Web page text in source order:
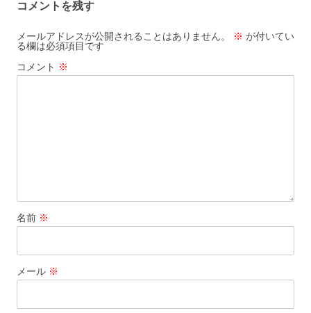
ゲ
ー
シ
ョ
コメントを残す
メールアドレスが公開されることはありません。 ※ が付いてい
る欄は必須項目です
コメント ※
名前 ※
メール ※